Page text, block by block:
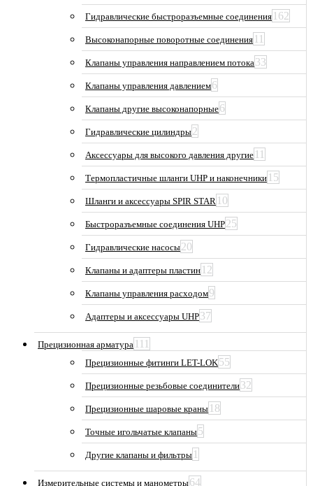
Гидравлические быстроразъемные соединения 162
Высоконапорные поворотные соединения 11
Клапаны управления направлением потока33
Клапаны управления давлением6
Клапаны другие высоконапорные6
Гидравлические цилиндры2
Аксессуары для высокого давления другие 11
Термопластичные шланги UHP и наконечники 15
Шланги и аксессуары SPIR STAR 10
Быстроразъемные соединения UHP25
Гидравлические насосы20
Клапаны и адаптеры пластин 12
Клапаны управления расходом9
Адаптеры и аксессуары UHP37
Прецизионная арматура 111
Прецизионные фитинги LET-LOK55
Прецизионные резьбовые соединители32
Прецизионные шаровые краны 18
Точные игольчатые клапаны5
Другие клапаны и фильтры 1
Измерительные системы и манометры64